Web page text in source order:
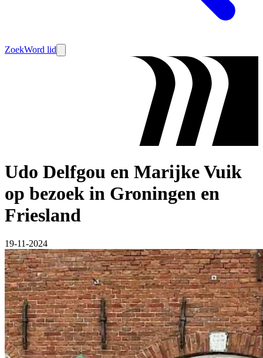
ZoekWord lid
Udo Delfgou en Marijke Vuik
op bezoek in Groningen en
Friesland
19-11-2024